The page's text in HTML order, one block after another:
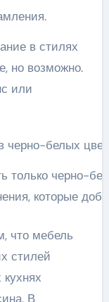
в стилях
но возможно.
или
только черно-
которые
что мебель
стилей
В